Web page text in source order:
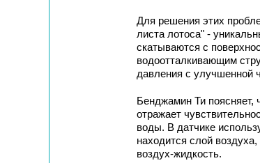
Для решения этих
листа лотоса" -
скатываются с
водоотталкивающим
давления с улучшенной
Бенджамин Ти поясняет,
отражает
воды. В датчике
находится слой
воздух-жидкость.